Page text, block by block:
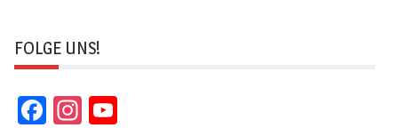
FOLGE UNS!
Facebook
Instagram